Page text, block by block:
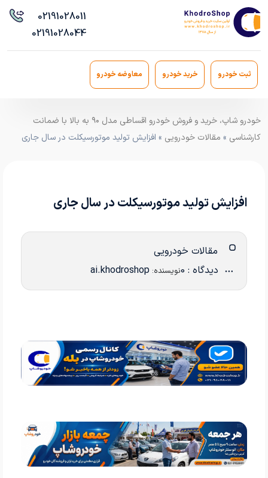
02191028011
02191028044
ثبت خودرو خرید خودرو معاوضه خودرو
خودرو شاپ، خرید و فروش خودرو اقساطی مدل ۹۰ به بالا با ضمانت
کارشناسی » مقالات خودرویی » افزایش تولید موتورسیکلت در سال جاری
افزایش تولید موتورسیکلت در سال جاری
مقالات خودرویی
دیدگاه : 0 نویسنده: ai.khodroshop